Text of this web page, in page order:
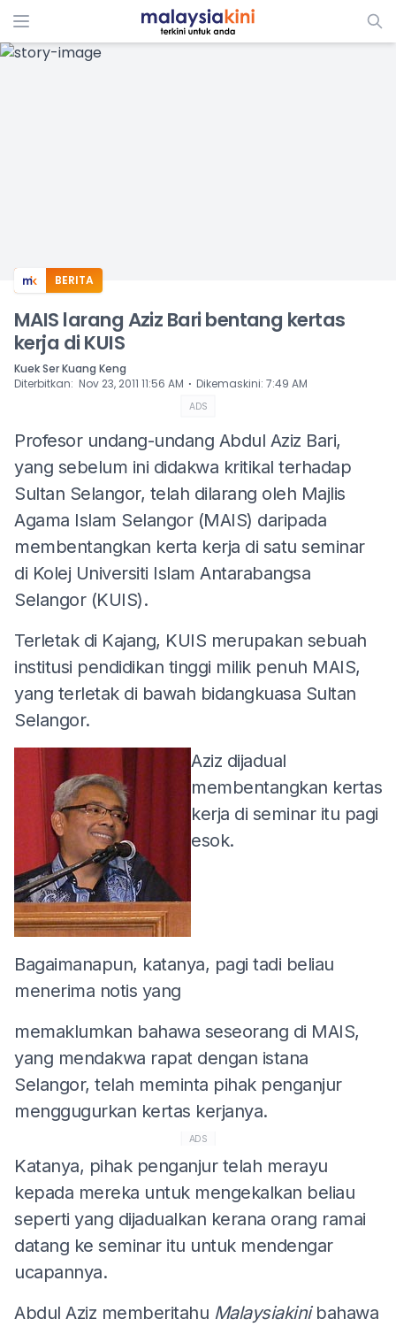
ADS
BERITA
MAIS larang Aziz Bari bentang kertas
kerja di KUIS
Kuek Ser Kuang Keng
Diterbitkan: Nov 23, 2011 11:56 AM ⋅ Dikemaskini: 7:49 AM
ADS
Profesor undang-undang Abdul Aziz Bari,
yang sebelum ini didakwa kritikal terhadap
Sultan Selangor, telah dilarang oleh Majlis
Agama Islam Selangor (MAIS) daripada
membentangkan kerta kerja di satu seminar
di Kolej Universiti Islam Antarabangsa
Selangor (KUIS).
Terletak di Kajang, KUIS merupakan sebuah
institusi pendidikan tinggi milik penuh MAIS,
yang terletak di bawah bidangkuasa Sultan
Selangor.
Aziz dijadual
membentangkan kertas
kerja di seminar itu pagi
esok.
Bagaimanapun, katanya, pagi tadi beliau
menerima notis yang
memaklumkan bahawa seseorang di MAIS,
yang mendakwa rapat dengan istana
Selangor, telah meminta pihak penganjur
menggugurkan kertas kerjanya.
ADS
Katanya, pihak penganjur telah merayu
kepada mereka untuk mengekalkan beliau
seperti yang dijadualkan kerana orang ramai
datang ke seminar itu untuk mendengar
ucapannya.
Abdul Aziz memberitahu Malaysiakini bahawa